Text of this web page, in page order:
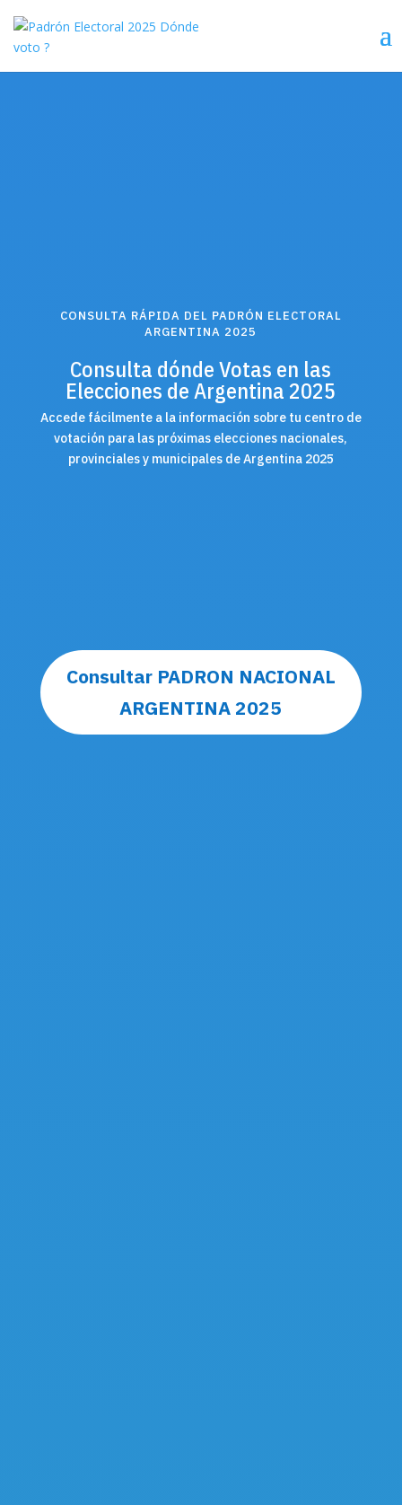
CONSULTA RÁPIDA DEL PADRÓN ELECTORAL
ARGENTINA 2025
Consulta dónde Votas en las
Elecciones de Argentina 2025
Accede fácilmente a la información sobre tu centro de
votación para las próximas elecciones nacionales,
provinciales y municipales de Argentina 2025
Consultar PADRON NACIONAL
ARGENTINA 2025